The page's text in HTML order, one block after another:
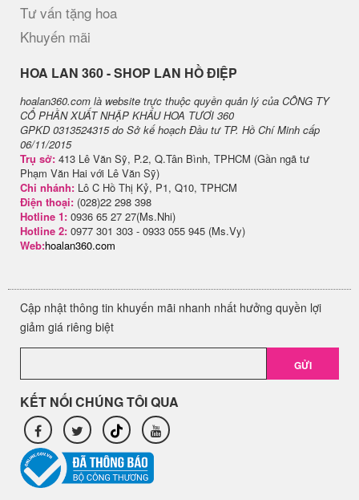
Tư vấn tặng hoa
Khuyến mãi
H​OA LAN 360 - SHOP LAN HỒ ĐIỆP
hoalan360.com là website trực thuộc quyền quản lý của CÔNG TY
CỔ PHẦN XUẤT NHẬP KHẨU HOA TƯƠI 360
GPKD 0313524315 do Sở kế hoạch Đầu tư TP. Hồ Chí Minh cấp
06/11/2015
Trụ sở: 413 Lê Văn Sỹ, P.2, Q.Tân Bình, TPHCM (Gần ngã tư
Phạm Văn Hai với Lê Văn Sỹ)
Chi nhánh: Lô C Hồ Thị Kỷ, P1, Q10, TPHCM
Điện thoại: (028)22 298 398
Hotline 1: 0936 65 27 27(Ms.Nhi)
Hotline 2: 0977 301 303 - 0933 055 945 (Ms.Vy)
Web:hoalan360.com
Cập nhật thông tin khuyến mãi nhanh nhất hưởng quyền lợi
giảm giá riêng biệt
GỬI
KẾT NỐI CHÚNG TÔI QUA